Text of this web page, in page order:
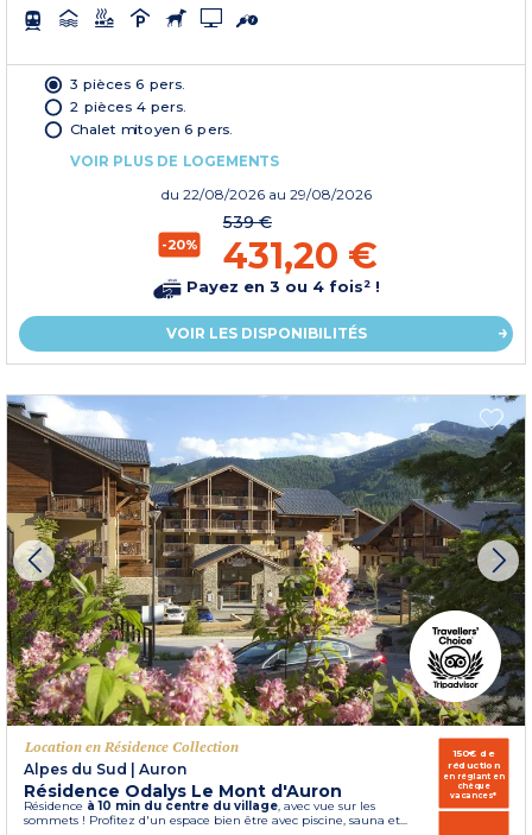
3 pièces 6 pers.
2 pièces 4 pers.
Chalet mitoyen 6 pers.
VOIR PLUS DE LOGEMENTS
du 22/08/2026 au 29/08/2026
-20%
539 €
431,20 €
Payez en 3 ou 4 fois² !
VOIR LES DISPONIBILITÉS
Location en Résidence Collection
Alpes du Sud
Auron
Résidence Odalys Le Mont d'Auron
Résidence à 10 min du centre du village, avec vue sur les
sommets ! Profitez d'un espace bien être avec piscine, sauna et...
150€ de
réduction
en réglant en
chèque
vacances*